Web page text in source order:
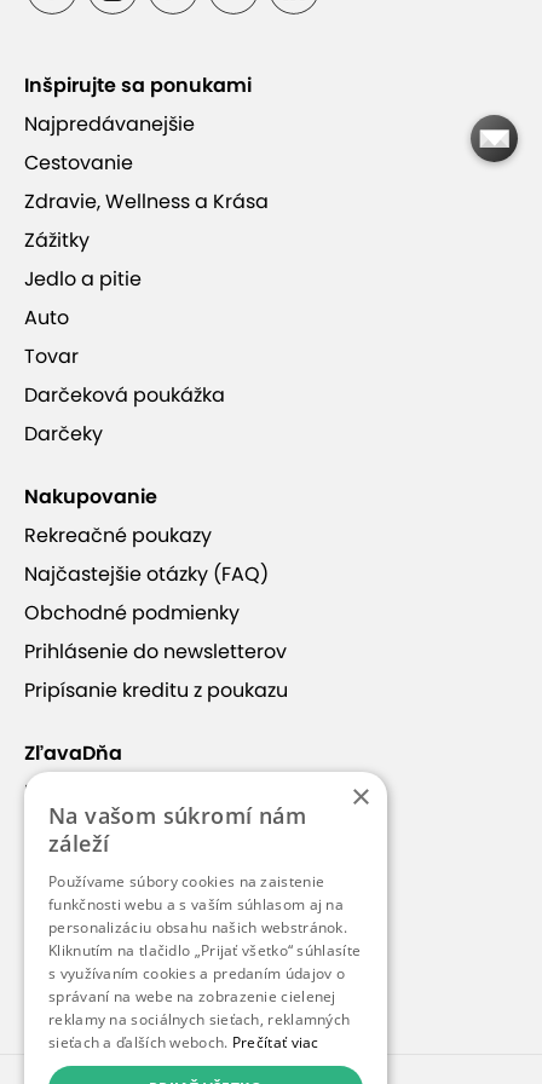
Profesionálne Babor kozmetičky s dlhoročnými
skúsenosťami
Luxusná nemecká kozmetická značka Babor
BABOR BEAUTY SPA
Ošetrenie Babor deluxe
Ošetrenie nabudí metabolizmus pleti. Zahŕňa
jedinečné postupy značky Babor. V cene je aj
založenie diagnostickej karty pre klienta. Účinky
tohto ošetrenia sú skvelé - dokáže omladiť, rozžiariť
a pleť dokonale vyčistí. K ošetreniu dostanete aj
Inšpirujte sa ponukami
Najpredávanejšie
Cestovanie
Zdravie, Wellness a Krása
Zážitky
Jedlo a pitie
Auto
Tovar
Darčeková poukážka
Darčeky
Nakupovanie
Rekreačné poukazy
Najčastejšie otázky (FAQ)
Obchodné podmienky
Prihlásenie do newsletterov
Pripísanie kreditu z poukazu
ZľavaDňa
Náš príbeh
Kontakt
Kariéra
Blog
Pre médiá
Pre partnerov
×
Na vašom súkromí nám
záleží
Používame súbory cookies na zaistenie
funkčnosti webu a s vaším súhlasom aj na
personalizáciu obsahu našich webstránok.
Kliknutím na tlačidlo „Prijať všetko“ súhlasíte
s využívaním cookies a predaním údajov o
správaní na webe na zobrazenie cielenej
reklamy na sociálnych sieťach, reklamných
sieťach a ďalších weboch. Prečítať viac